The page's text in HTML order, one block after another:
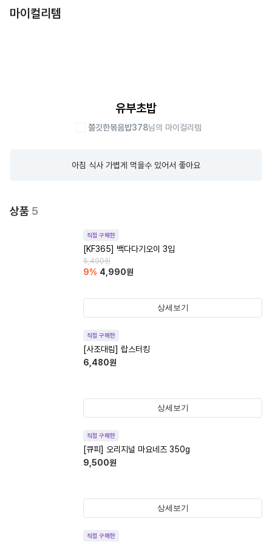
마이컬리템
유부초밥
쫄깃한볶음밥378님의 마이컬리템
아침 식사 가볍게 먹을수 있어서 좋아요
상품 5
직접 구매한
[KF365] 백다다기오이 3입
5,490원
9% 4,990원
상세보기
직접 구매한
[사조대림] 랍스터킹
6,480원
상세보기
직접 구매한
[큐피] 오리지널 마요네즈 350g
9,500원
상세보기
직접 구매한